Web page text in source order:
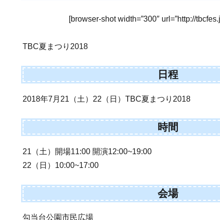
[browser-shot width=”300″ url=”http://
TBC夏まつり2018
日程
2018年7月21（土）22（日）TBC夏まつり2018
時間
21（土）開場11:00 開演12:00~19:00
22（日）10:00~17:00
会場
勾当台公園市民広場